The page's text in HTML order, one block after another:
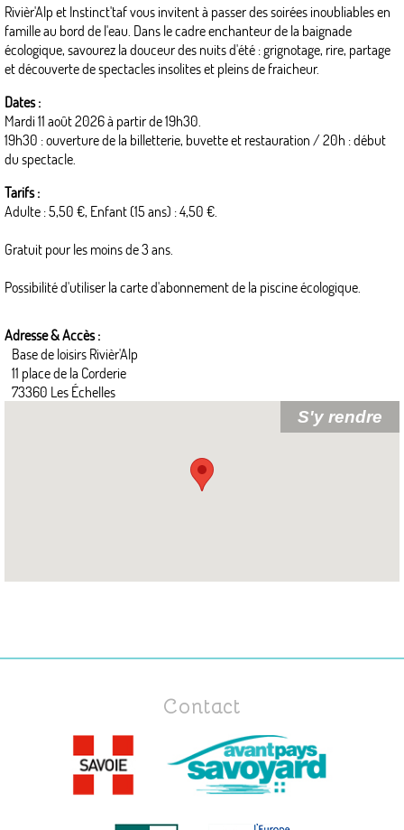
Rivièr'Alp et Instinct'taf vous invitent à passer des soirées inoubliables en
famille au bord de l'eau. Dans le cadre enchanteur de la baignade
écologique, savourez la douceur des nuits d'été : grignotage, rire, partage
et découverte de spectacles insolites et pleins de fraicheur.
Dates :
Mardi 11 août 2026 à partir de 19h30.
19h30 : ouverture de la billetterie, buvette et restauration / 20h : début
du spectacle.
Tarifs :
Adulte : 5,50 €, Enfant (15 ans) : 4,50 €.
Gratuit pour les moins de 3 ans.
Possibilité d'utiliser la carte d'abonnement de la piscine écologique.
Adresse & Accès :
Base de loisirs Rivièr'Alp
11 place de la Corderie
73360 Les Échelles
Contact